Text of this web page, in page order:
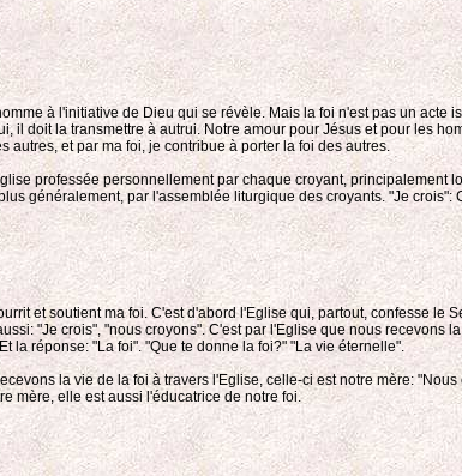
à l'initiative de Dieu qui se révèle. Mais la foi n'est pas un
il doit la transmettre à autrui. Notre amour pour Jésus et pour les
autres, et par ma foi, je contribue à porter la foi des autres.
professée personnellement par chaque croyant,
généralement, par l'assemblée liturgique des croyants. "Je
et soutient ma foi. C'est d'abord l'Eglise qui, partout, confesse
"Je crois", "nous croyons". C'est par l'Eglise que nous
la réponse: "La foi". "Que te donne la foi?" "La vie éternelle".
la vie de la foi à travers l'Eglise, celle-ci est notre mère:
mère, elle est aussi l'éducatrice de notre foi.